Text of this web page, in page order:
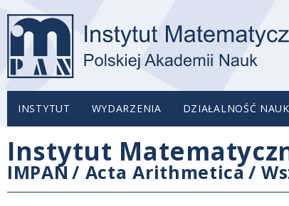
INSTYTUT WYDARZENIA DZIAŁALNOŚĆ
Instytut
IMPAN / Acta Arithmetica/